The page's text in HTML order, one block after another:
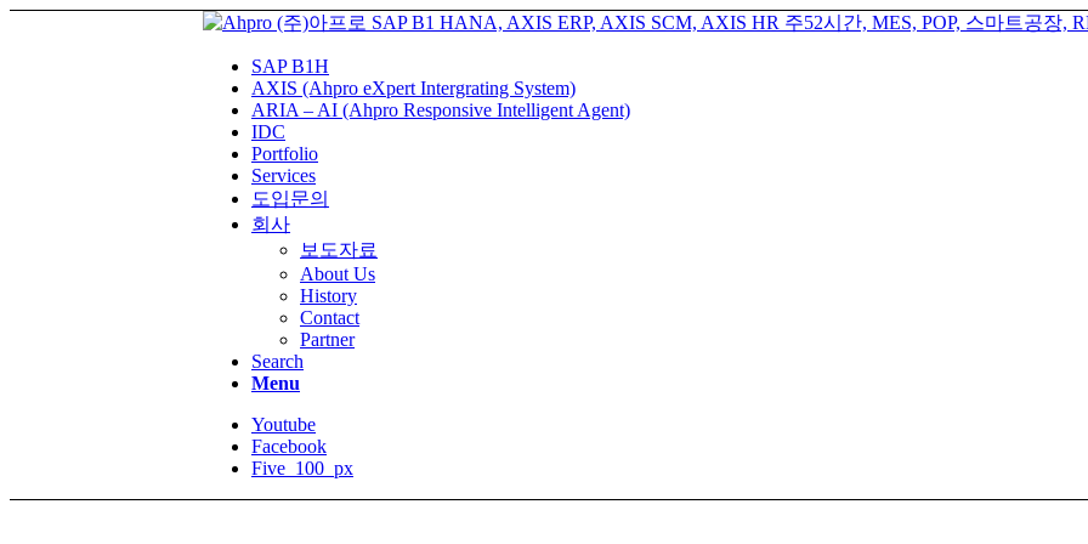
SAP B1H
AXIS (Ahpro eXpert Intergrating System)
ARIA – AI (Ahpro Responsive Intelligent Agent)
IDC
Portfolio
Services
도입문의
회사
보도자료
About Us
History
Contact
Partner
Search
Menu
Youtube
Facebook
Five_100_px